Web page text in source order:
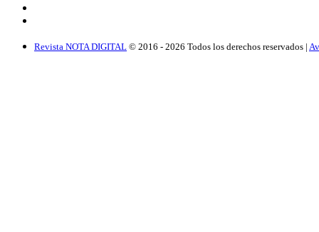
Revista NOTA DIGITAL © 2016 - 2026 Todos los derechos reservados |